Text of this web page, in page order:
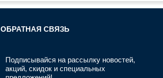
ОБРАТНАЯ СВЯЗЬ
Подписывайся на рассылку новостей,
акций, скидок и специальных